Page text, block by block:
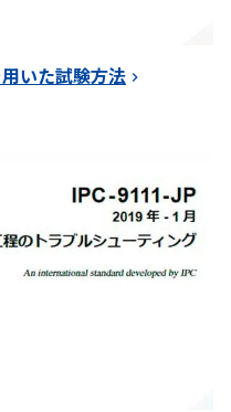
いた試験方法